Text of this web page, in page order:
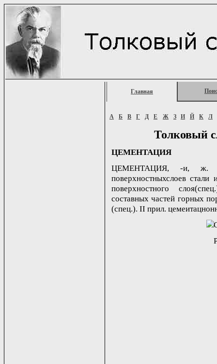
Главная
А Б В Г Д Е Ж З И Й К Л
Толковый
ЦЕМЕНТАЦИЯ
ЦЕМЕНТАЦИЯ, -и, ж.
поверхностныхслоев стали
поверхностного
составных частей горных
(спец.). II прил.